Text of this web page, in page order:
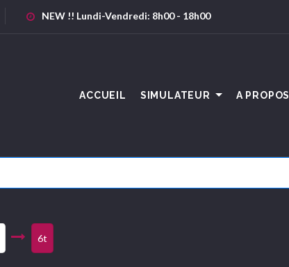
NEW !! Lundi-Vendredi: 8h00 - 18h00
ACCUEIL SIMULATEUR A PROPOS
6t